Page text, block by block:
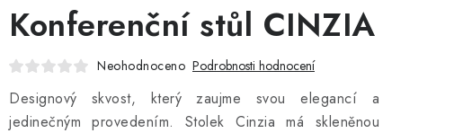
Konferenční stůl CINZIA
Neohodnoceno Podrobnosti hodnocení
Designový skvost, který zaujme svou elegancí a
jedinečným provedením. Stolek Cinzia má skleněnou